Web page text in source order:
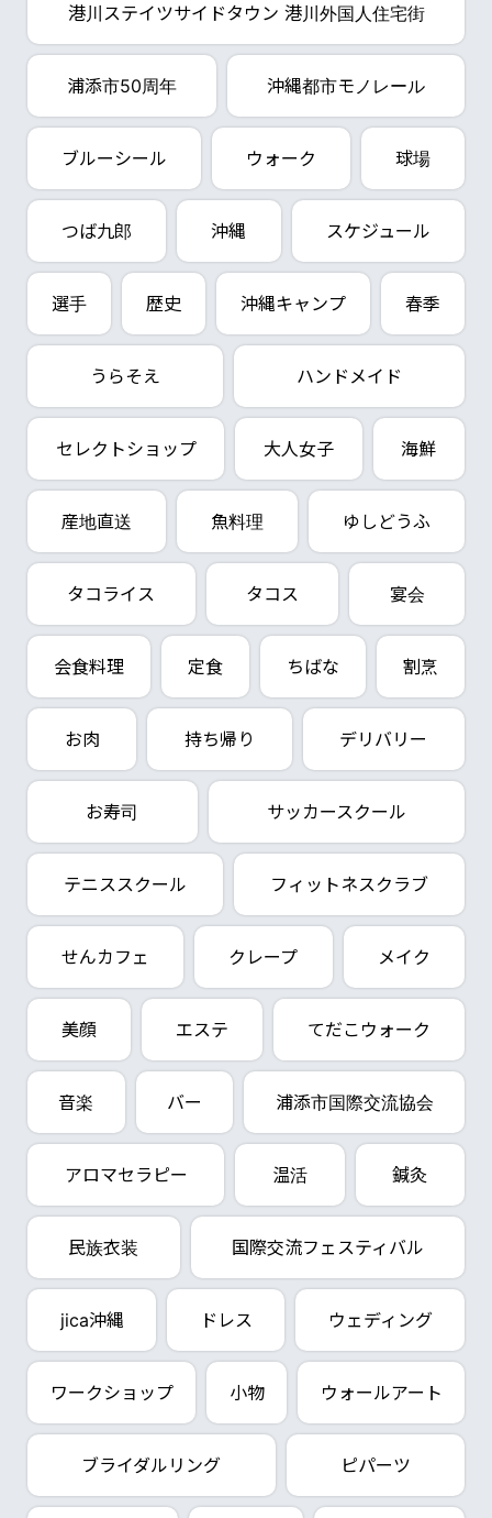
港川ステイツサイドタウン 港川外国人住宅街
浦添市50周年 沖縄都市モノレール
ブルーシール ウォーク 球場
つば九郎 沖縄 スケジュール
選手 歴史 沖縄キャンプ 春季
うらそえ ハンドメイド
セレクトショップ 大人女子 海鮮
産地直送 魚料理 ゆしどうふ
タコライス タコス 宴会
会食料理 定食 ちばな 割烹
お肉 持ち帰り デリバリー
お寿司 サッカースクール
テニススクール フィットネスクラブ
せんカフェ クレープ メイク
美顔 エステ てだこウォーク
音楽 バー 浦添市国際交流協会
アロマセラピー 温活 鍼灸
民族衣装 国際交流フェスティバル
jica沖縄 ドレス ウェディング
ワークショップ 小物 ウォールアート
ブライダルリング ピパーツ